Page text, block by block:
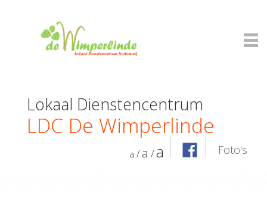
Lokaal Dienstencentrum
LDC De Wimperlinde
a / a /a Foto's